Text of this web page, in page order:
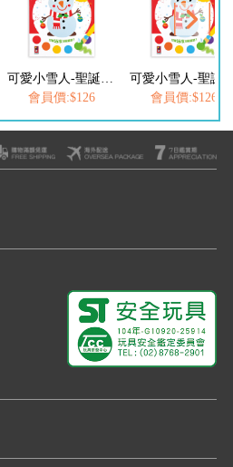
會員價:$126
會員價:$126